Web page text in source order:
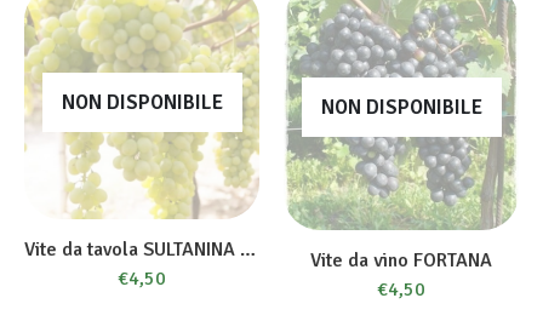
NON DISPONIBILE
Vite da tavola SULTANINA BIANCA
€4,50
NON DISPONIBILE
Vite da vino FORTANA
€4,50